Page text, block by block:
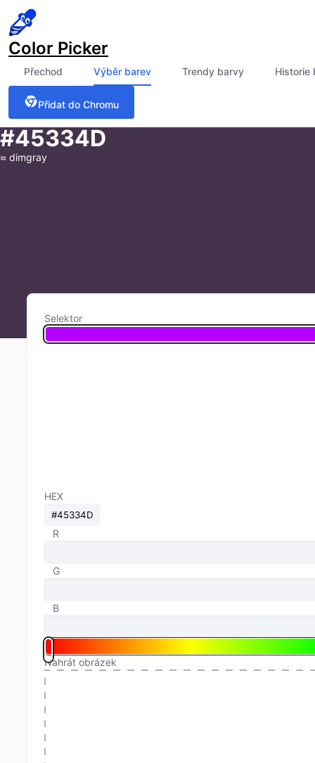
Color Picker
Přechod Výběr barev Trendy barvy Historie
Přidat do Chromu
#45334D
≈ dimgray
Selektor
HEX
R
G
B
Nahrát obrázek